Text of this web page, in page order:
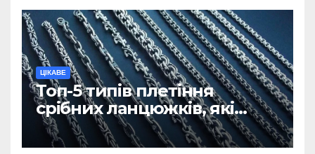
ЦІКАВЕ
Топ-5 типів плетіння
срібних ланцюжків, які
вважаються
найнадійнішими